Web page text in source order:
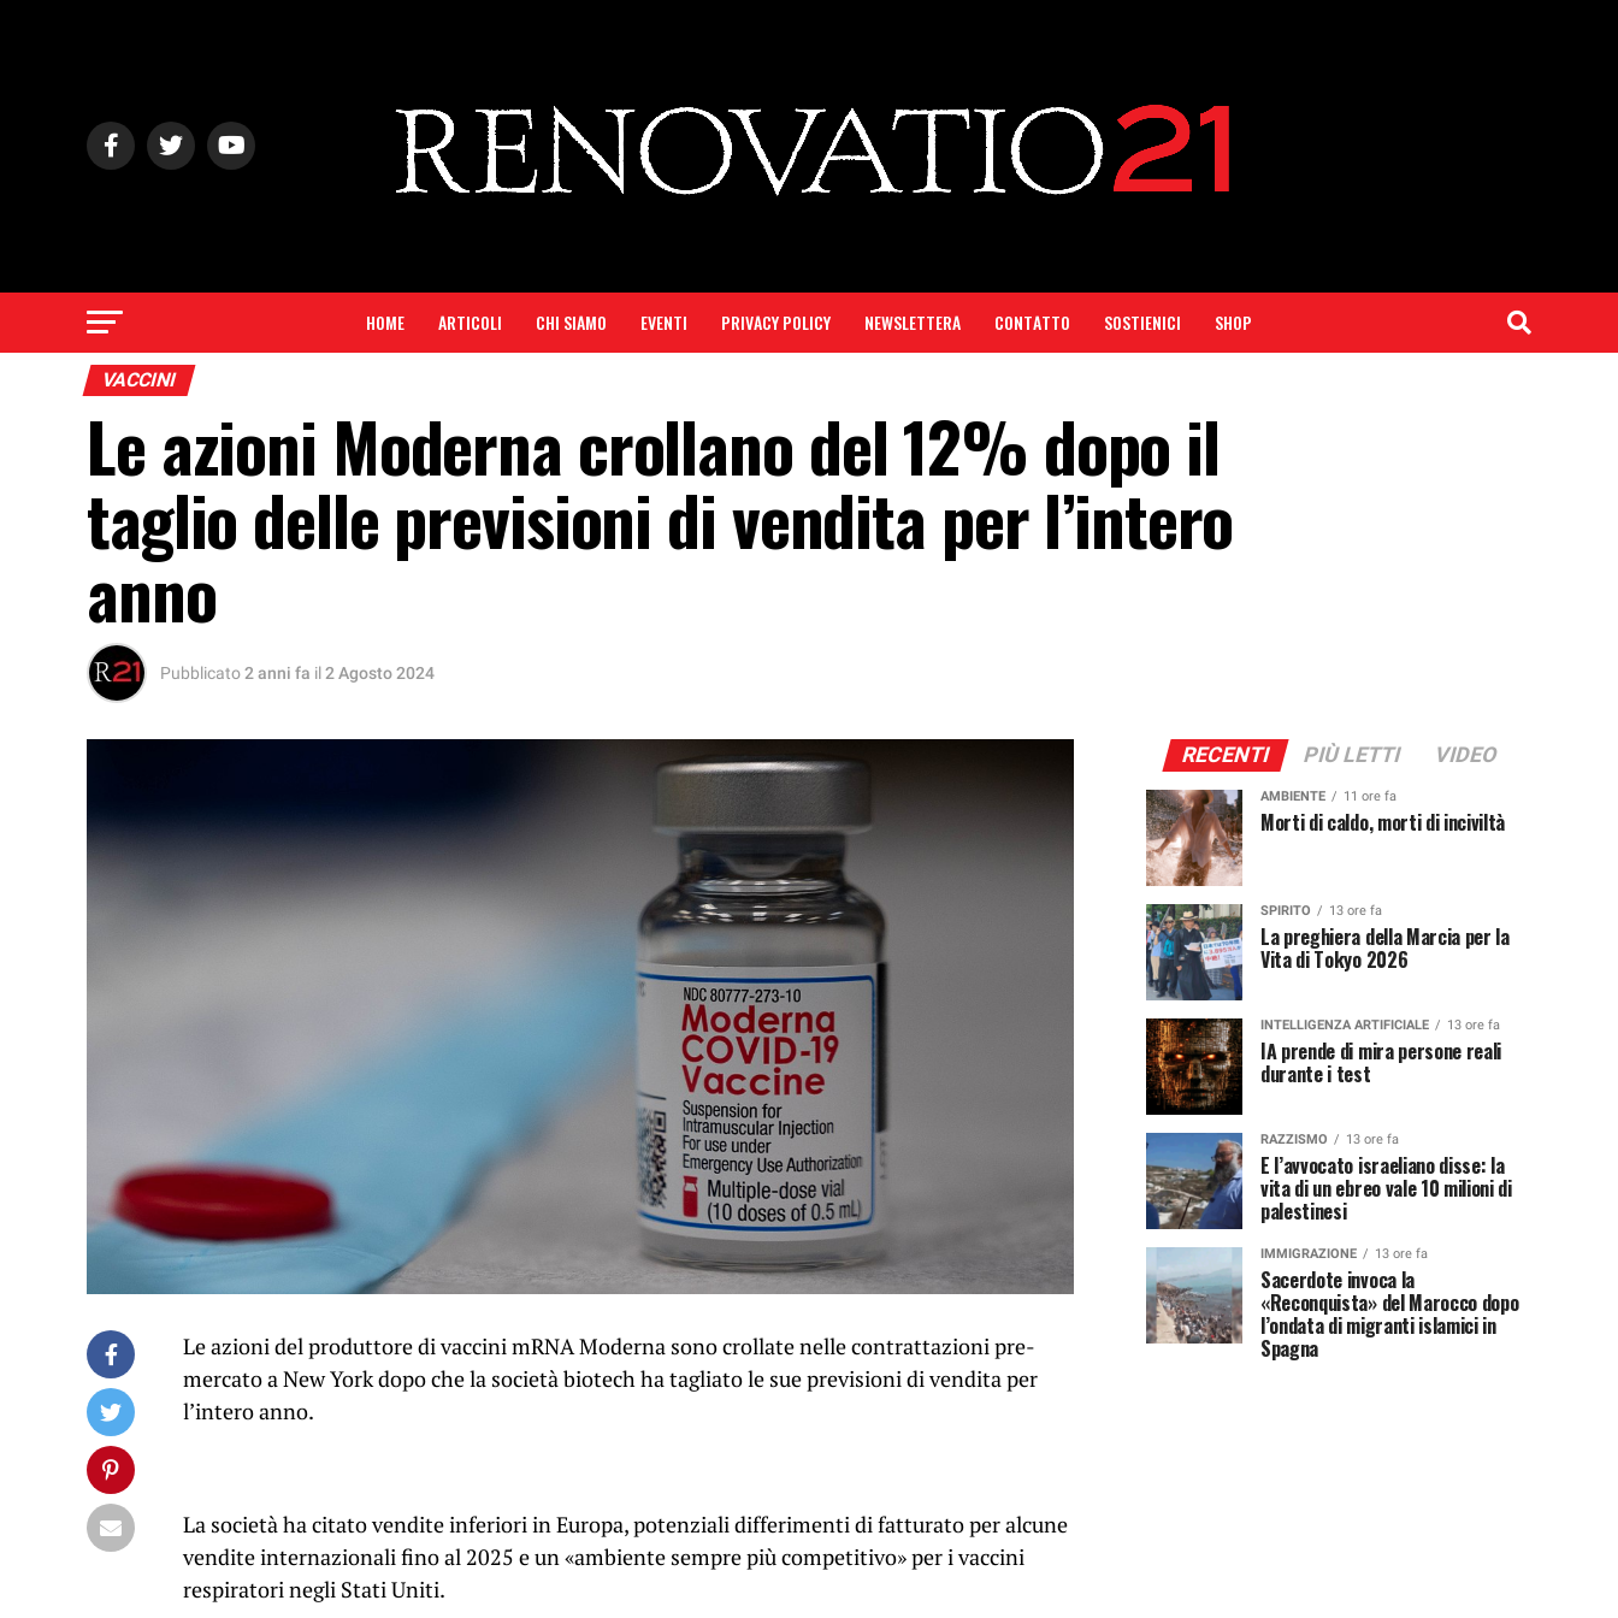
HOME ARTICOLI CHI SIAMO EVENTI PRIVACY POLICY NEWSLETTERA CONTATTO SOSTIENICI SHOP
VACCINI
Le azioni Moderna crollano del 12% dopo il
taglio delle previsioni di vendita per l’intero
anno
Pubblicato2 anni fa il2 Agosto 2024
Le azioni del produttore di vaccini mRNA Moderna sono crollate nelle contrattazioni pre-
mercato a New York dopo che la società biotech ha tagliato le sue previsioni di vendita per
l’intero anno.
La società ha citato vendite inferiori in Europa, potenziali differimenti di fatturato per alcune
vendite internazionali fino al 2025 e un «ambiente sempre più competitivo» per i vaccini
respiratori negli Stati Uniti.
RECENTI PIÙ LETTI VIDEO
AMBIENTE 11 ore fa
Morti di caldo, morti di inciviltà
SPIRITO 13 ore fa
La preghiera della Marcia per la
Vita di Tokyo 2026
INTELLIGENZA ARTIFICIALE 13 ore fa
IA prende di mira persone reali
durante i test
RAZZISMO 13 ore fa
E l’avvocato israeliano disse: la
vita di un ebreo vale 10 milioni di
palestinesi
IMMIGRAZIONE 13 ore fa
Sacerdote invoca la
«Reconquista» del Marocco dopo
l’ondata di migranti islamici in
Spagna